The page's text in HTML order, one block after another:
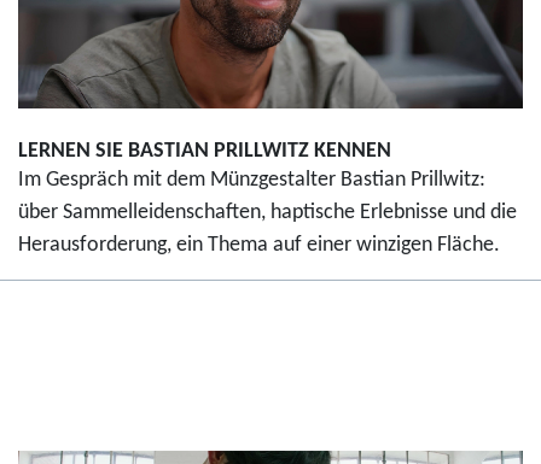
LERNEN SIE BASTIAN PRILLWITZ KENNEN
Im Gespräch mit dem Münzgestalter Bastian Prillwitz:
über Sammelleidenschaften, haptische Erlebnisse und die
Herausforderung, ein Thema auf einer winzigen Fläche.